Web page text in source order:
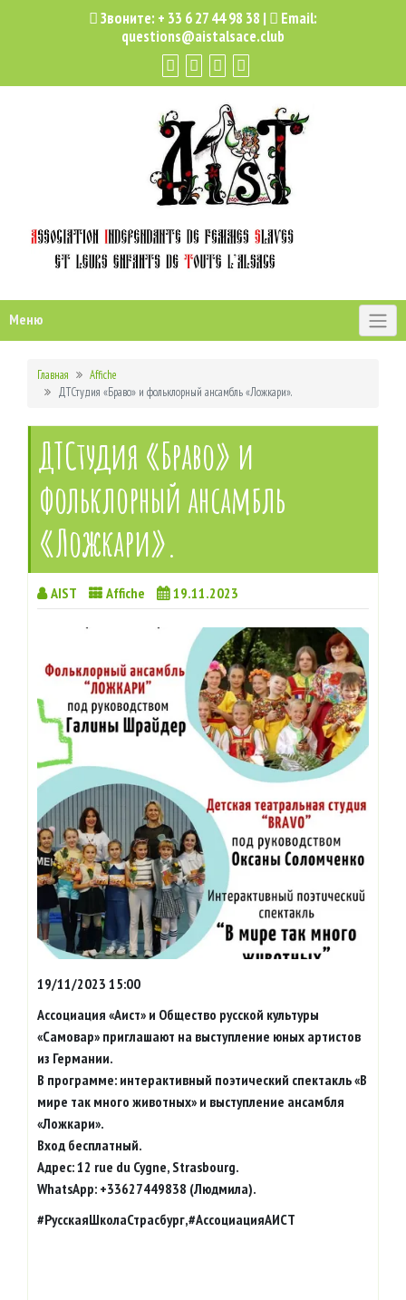
Звоните: + 33 6 27 44 98 38 |
Email:
questions@aistalsace.club
Меню
Главная
Affiche
ДТСтудия «Браво» и фольклорный ансамбль «Ложкари».
ДТСтудия «Браво» и
фольклорный ансамбль
«Ложкари».
AIST Affiche 19.11.2023
19/11/2023 15:00
Ассоциация «Аист» и Общество русской культуры
«Самовар» приглашают на выступление юных артистов
из Германии.
В программе: интерактивный поэтический спектакль «В
мире так много животных» и выступление ансамбля
«Ложкари».
Вход бесплатный.
Адрес: 12 rue du Cygne, Strasbourg.
WhatsApp: +33627449838 (Людмила).
#РусскаяШколаСтрасбург,#АссоциацияАИСТ